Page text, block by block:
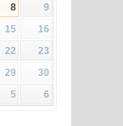
8
9
15
16
22
23
29
30
5 6